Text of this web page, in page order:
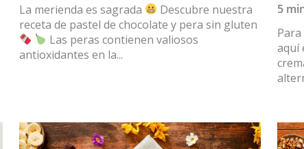
La merienda es sagrada
Descubre nuestra
receta de pastel de chocolate y pera sin gluten
Las peras contienen valiosos
antioxidantes en la...
5
aquí